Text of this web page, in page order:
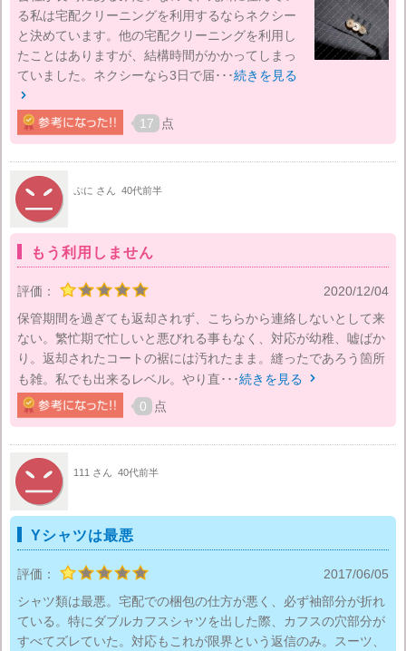
る私は宅配クリーニングを利用するならネクシー
と決めています。他の宅配クリーニングを利用し
たことはありますが、結構時間がかかってしまっ
ていました。ネクシーなら3日で届･･･続きを見る

17 点
ぷに さん 40代前半
もう利用しません
評価：
2020/12/04
保管期間を過ぎても返却されず、こちらから連絡しないとして来
ない。繁忙期で忙しいと悪びれる事もなく、対応が幼稚、嘘ばか
り。返却されたコートの裾には汚れたまま。縫ったであろう箇所
も雑。私でも出来るレベル。やり直･･･続きを見る 
0 点
111 さん 40代前半
Yシャツは最悪
評価：
2017/06/05
シャツ類は最悪。宅配での梱包の仕方が悪く、必ず袖部分が折れ
ている。特にダブルカフスシャツを出した際、カフスの穴部分が
すべてズレていた。対応もこれが限界という返信のみ。スーツ、